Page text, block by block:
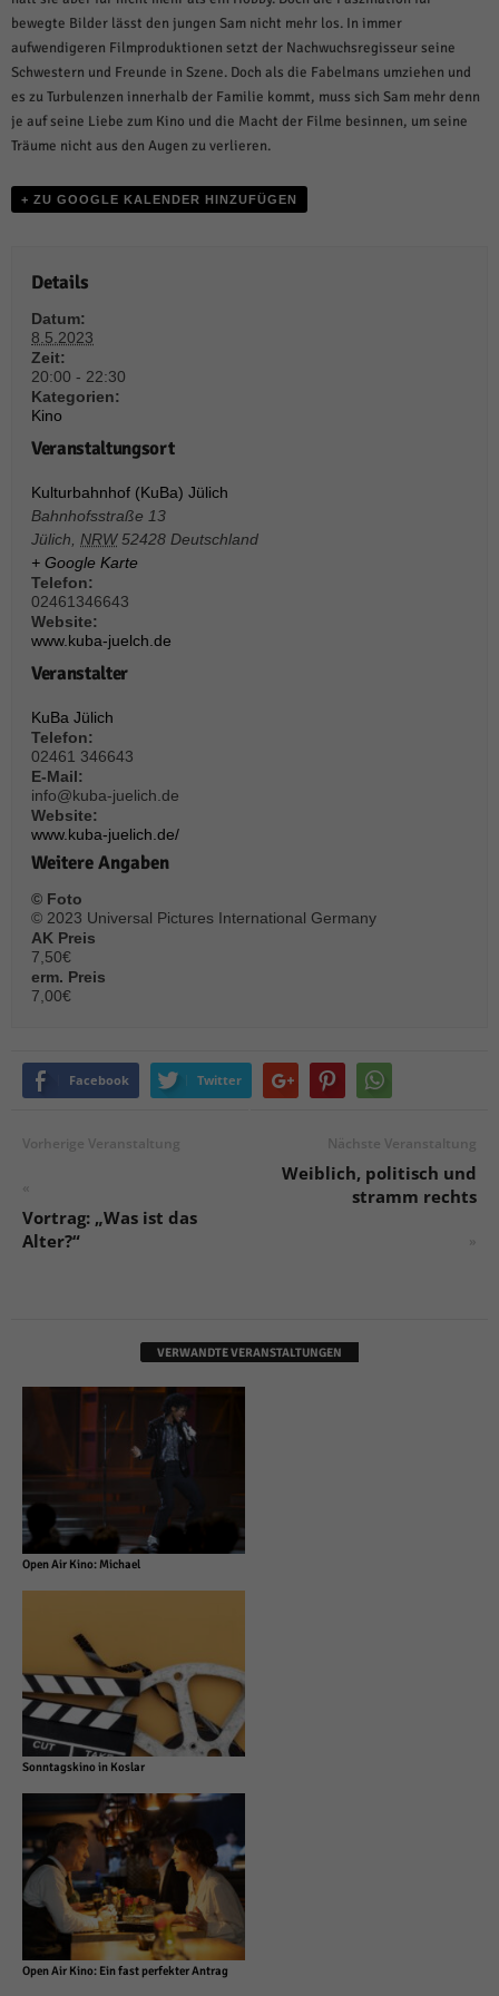
bewegte Bilder lässt den jungen Sam nicht mehr los. In immer
aufwendigeren Filmproduktionen setzt der Nachwuchsregisseur seine
Schwestern und Freunde in Szene. Doch als die Fabelmans umziehen und
es zu Turbulenzen innerhalb der Familie kommt, muss sich Sam mehr denn
je auf seine Liebe zum Kino und die Macht der Filme besinnen, um seine
Träume nicht aus den Augen zu verlieren.
+ ZU GOOGLE KALENDER HINZUFÜGEN
Details
Datum:
8.5.2023
Zeit:
20:00 - 22:30
Kategorien:
Kino
Veranstaltungsort
Kulturbahnhof (KuBa) Jülich
Bahnhofsstraße 13
Jülich
NRW 52428 Deutschland
+ Google Karte
Telefon:
02461346643
Website:
www.kuba-juelch.de
Veranstalter
KuBa Jülich
Telefon:
02461 346643
E-Mail:
info@kuba-juelich.de
Website:
www.kuba-juelich.de/
Weitere Angaben
© Foto
© 2023 Universal Pictures International Germany
AK Preis
7,50€
erm. Preis
7,00€
Facebook Twitter
Vorherige Veranstaltung
«
Vortrag: „Was ist das
Alter?“
Nächste Veranstaltung
Weiblich, politisch und
stramm rechts
»
VERWANDTE VERANSTALTUNGEN
Open Air Kino: Michael
Sonntagskino in Koslar
Open Air Kino: Ein fast perfekter Antrag
auswählen.
Alle akzeptieren Speichern und weiter
Zurück
Datenschutzeinstellungen
Essenzielle Cookies ermöglichen grundlegende Funktionen und sind für die
einwandfreie Funktion der Website erforderlich.
Statistiken (1)
Statistik Cookies erfassen Informationen anonym. Diese Informationen helfen
uns zu verstehen, wie unsere Besucher unsere Website nutzen.
Marketing (1)
Marketing-Cookies werden von Drittanbietern oder Publishern verwendet,
über Websites hinweg verfolgen.
Cookie-Informationen anzeigen
Externe Medien (6)
Inhalte von Videoplattformen und Social-Media-Plattformen werden
standardmäßig blockiert. Wenn Cookies von externen Medien akzeptiert
werden, bedarf der Zugriff auf diese Inhalte keiner manuellen Einwilligung
mehr.
powered by Borlabs Cookie